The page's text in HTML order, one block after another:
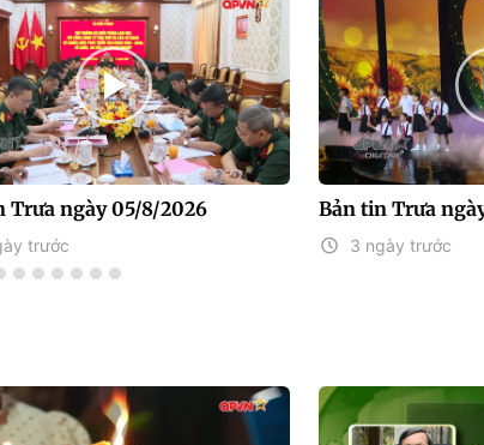
Trưa ngày 05/8/2026
trước
Bản tin Trưa
3 ngày trước